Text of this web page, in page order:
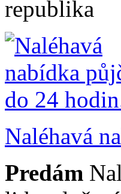
republika
Naléhavá
Predám